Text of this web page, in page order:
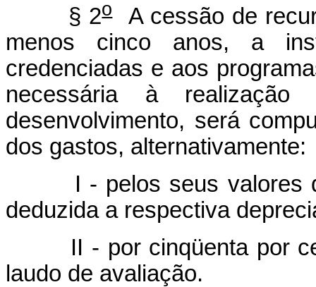
§ 2oA cessão de
menos cinco anos, a
credenciadas e aos
necessária à
desenvolvimento, será
dos gastos, alternativamente:
I - pelos seus valores de
deduzida a respectiva
II - por cinqüenta por
laudo de avaliação.